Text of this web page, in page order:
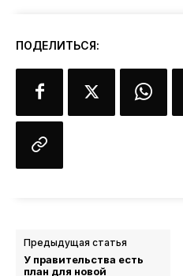
ПОДЕЛИТЬСЯ:
Предыдущая статья
У правительства есть
план для новой